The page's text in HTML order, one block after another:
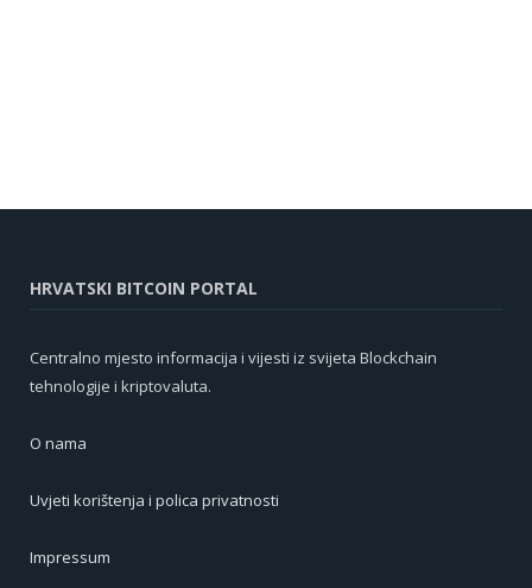
HRVATSKI BITCOIN PORTAL
Centralno mjesto informacija i vijesti iz svijeta Blockchain
tehnologije i kriptovaluta.
O nama
Uvjeti korištenja i polica privatnosti
Impressum